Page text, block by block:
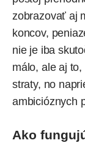
zobrazovať aj
koncov,
nie je iba
málo, ale aj
straty, no
ambicióznych
Ako